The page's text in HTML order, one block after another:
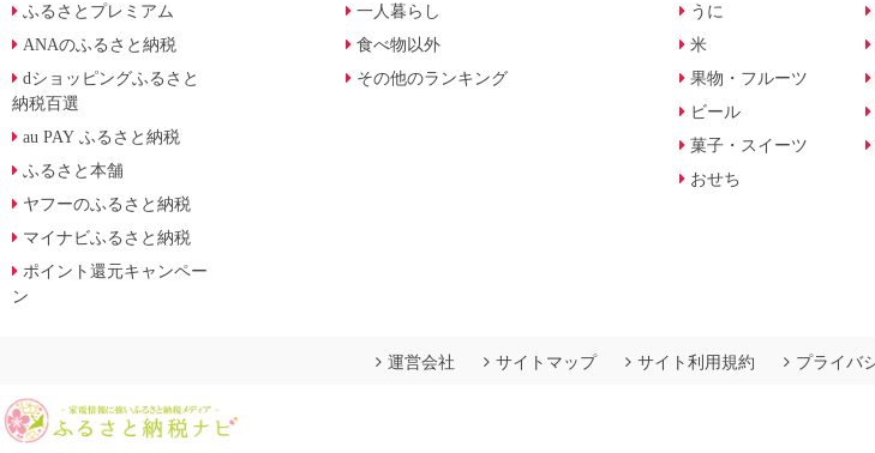
ふるさとプレミアム
ANAのふるさと納税
dショッピングふるさと
納税百選
au PAY ふるさと納税
ふるさと本舗
ヤフーのふるさと納税
マイナビふるさと納税
ポイント還元キャンペー
ン
一人暮らし
食べ物以外
その他のランキング
うに
米
果物・フルーツ
ビール
菓子・スイーツ
おせち
運営会社 サイトマップ サイト利用規約 プライバ